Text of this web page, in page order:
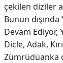
çekilen diziler
Bunun
Devam Ediyor,
Dicle, Adak,
Zümrüdüanka